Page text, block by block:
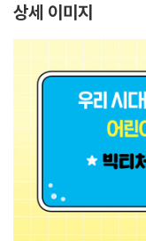
상세 이미지